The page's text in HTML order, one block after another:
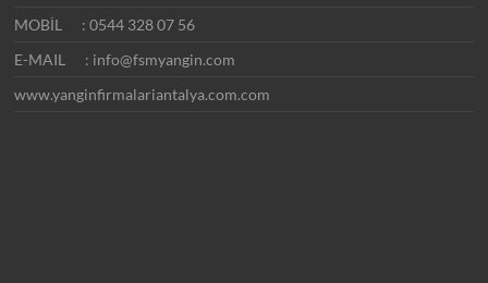
MOBİL : 0544 328 07 56
E-MAIL : info@fsmyangin.com
www.yanginfirmalariantalya.com.com